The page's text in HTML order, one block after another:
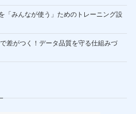
「みんなが使う」ためのトレーニング設
差がつく！データ品質を守る仕組みづ